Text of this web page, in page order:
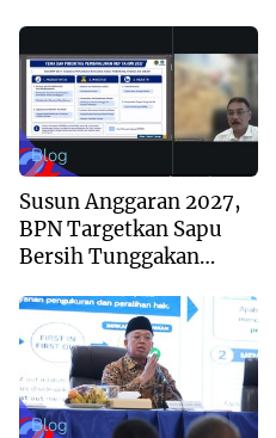
Blog
Susun Anggaran 2027,
BPN Targetkan Sapu
Bersih Tunggakan
Kepastian Waktu
Layanan
Blog